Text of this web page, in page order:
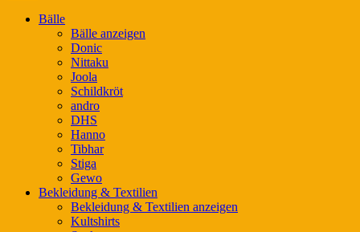
Bälle
Bälle anzeigen
Donic
Nittaku
Joola
Schildkröt
andro
DHS
Hanno
Tibhar
Stiga
Gewo
Bekleidung & Textilien
Bekleidung & Textilien anzeigen
Kultshirts